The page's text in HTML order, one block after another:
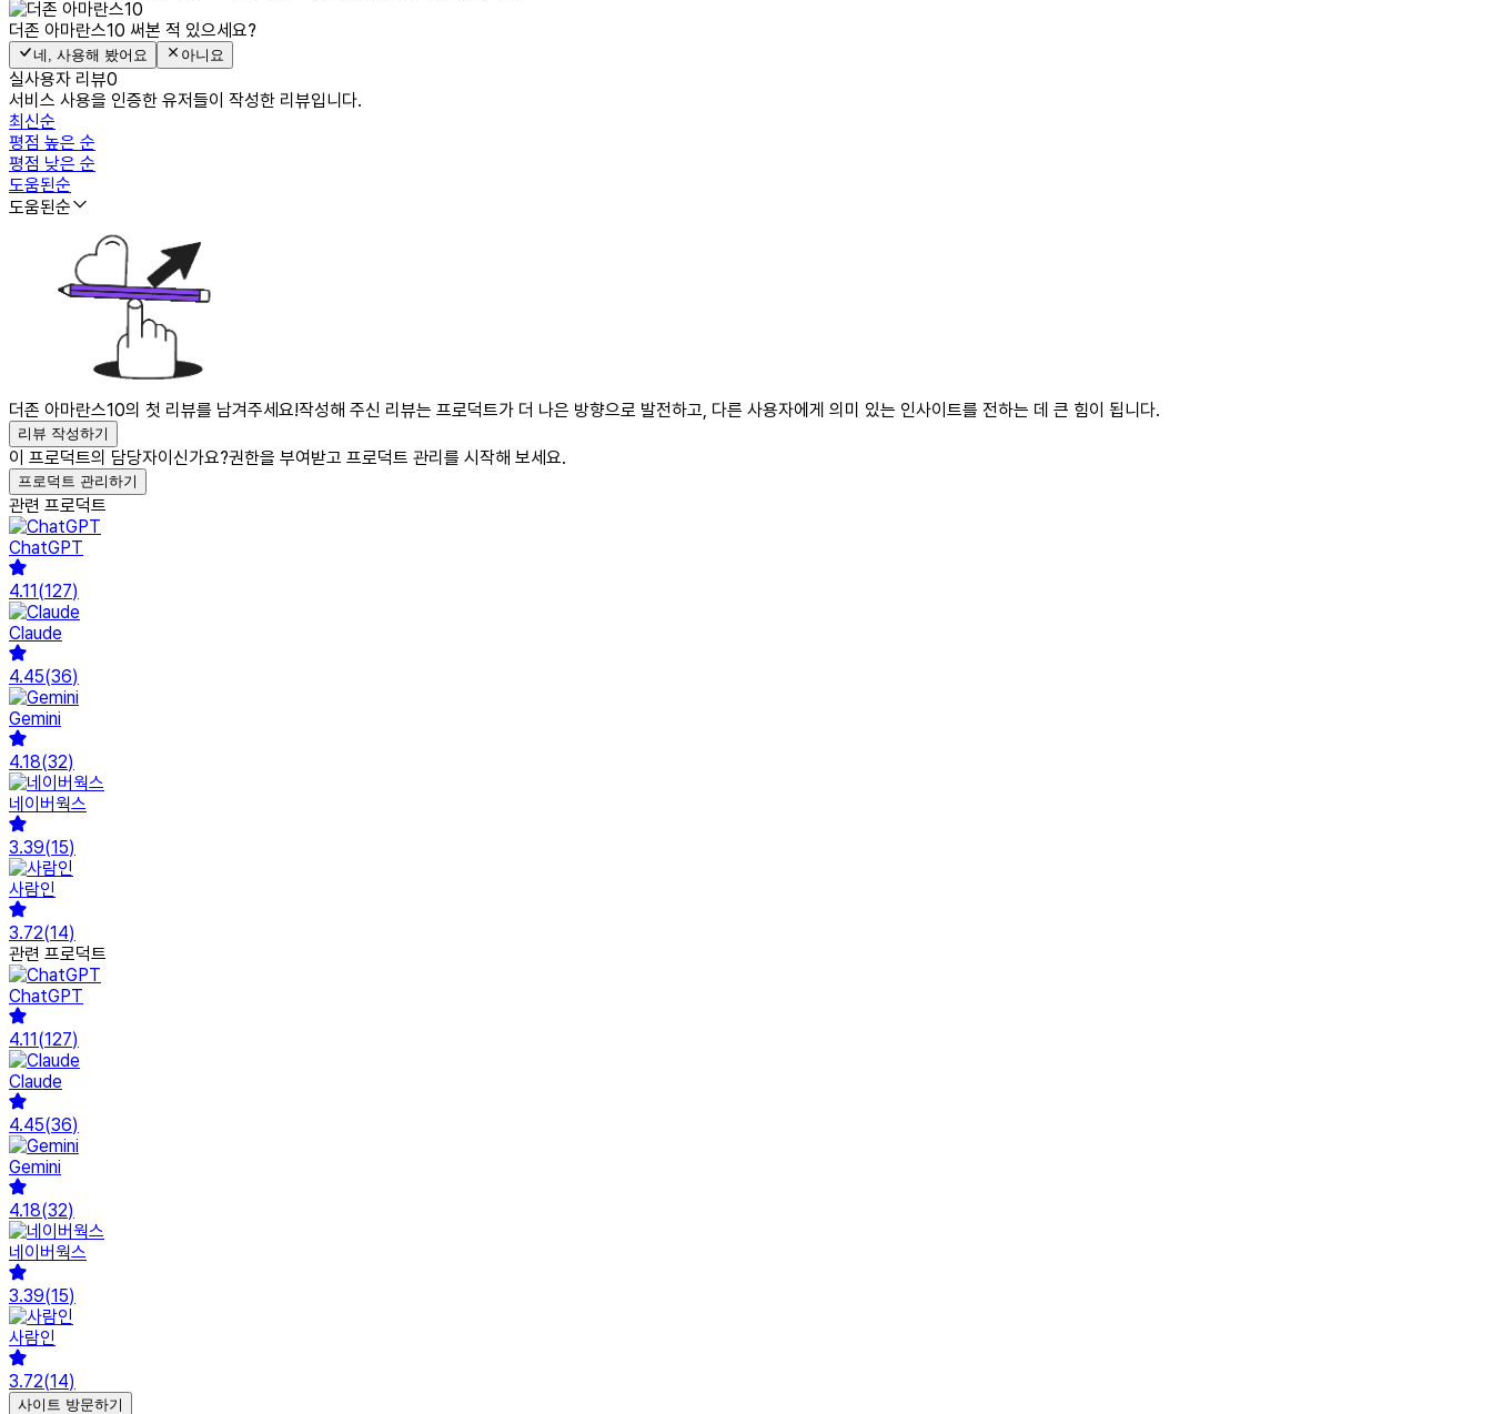
더존 아마란스10 써본 적 있으세요?
네, 사용해 봤어요 아니요
실사용자 리뷰0
서비스 사용을 인증한 유저들이 작성한 리뷰입니다.
최신순
평점 높은 순
평점 낮은 순
도움된순
도움된순
더존 아마란스10의 첫 리뷰를 남겨주세요!작성해 주신 리뷰는 프로덕트가 더 나은 방향으로 발전하고, 다른 사용자에게 의미 있는 인사이트를 전하는 데 큰 힘이 됩니다.
리뷰 작성하기
이 프로덕트의 담당자이신가요?권한을 부여받고 프로덕트 관리를 시작해 보세요.
프로덕트 관리하기
관련 프로덕트
ChatGPT
4.11(127)
Claude
4.45(36)
Gemini
4.18(32)
네이버웍스
3.39(15)
사람인
3.72(14)
관련 프로덕트
ChatGPT
4.11(127)
Claude
4.45(36)
Gemini
4.18(32)
네이버웍스
3.39(15)
사람인
3.72(14)
사이트 방문하기